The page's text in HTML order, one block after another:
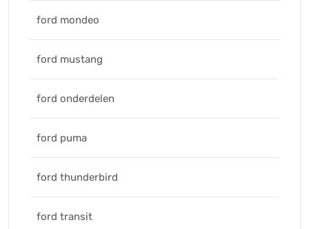
ford mondeo
ford mustang
ford onderdelen
ford puma
ford thunderbird
ford transit